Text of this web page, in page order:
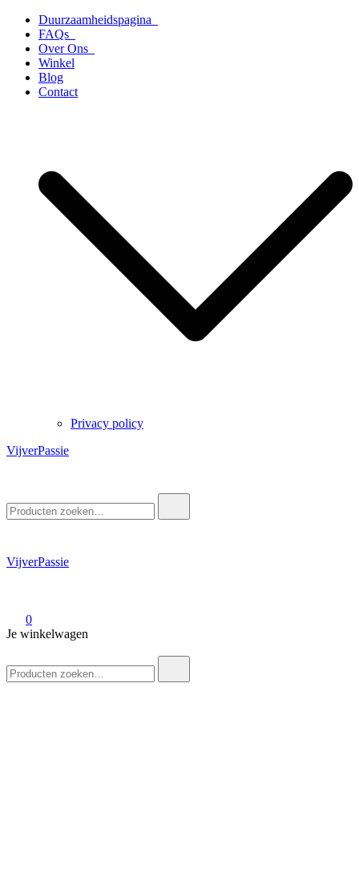
naar
inhoud
Duurzaamheidspagina
FAQs
Over Ons
Winkel
Blog
Contact
Privacy policy
VijverPassie
naar:
VijverPassie
0
Je winkelwagen
naar: